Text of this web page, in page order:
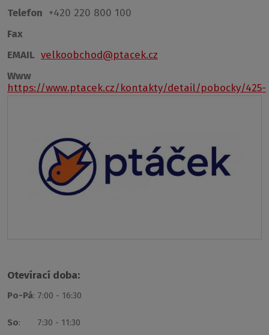
Telefon +420 220 800 100
Fax
EMAIL velkoobchod@ptacek.cz
Www
https://www.ptacek.cz/kontakty/detail/pobocky/425-
Otevírací doba:
Po-Pá: 7:00 - 16:30
So: 7:30 - 11:30